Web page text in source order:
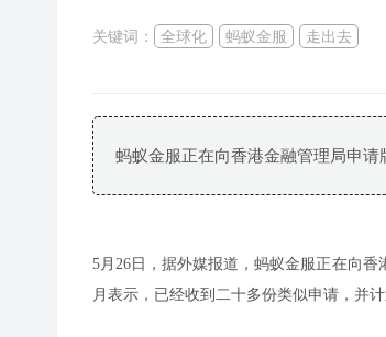
关键词： 全球化 蚂蚁金服 走出去
蚂蚁金服正在向香港金融管理局申请
5月26日，据外媒报道，蚂蚁金服正在向
月表示，已经收到二十多份类似申请，并